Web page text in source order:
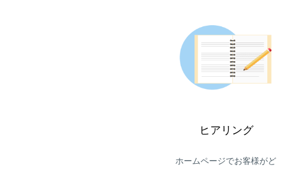
ヒアリング
ホームページでお客様がど